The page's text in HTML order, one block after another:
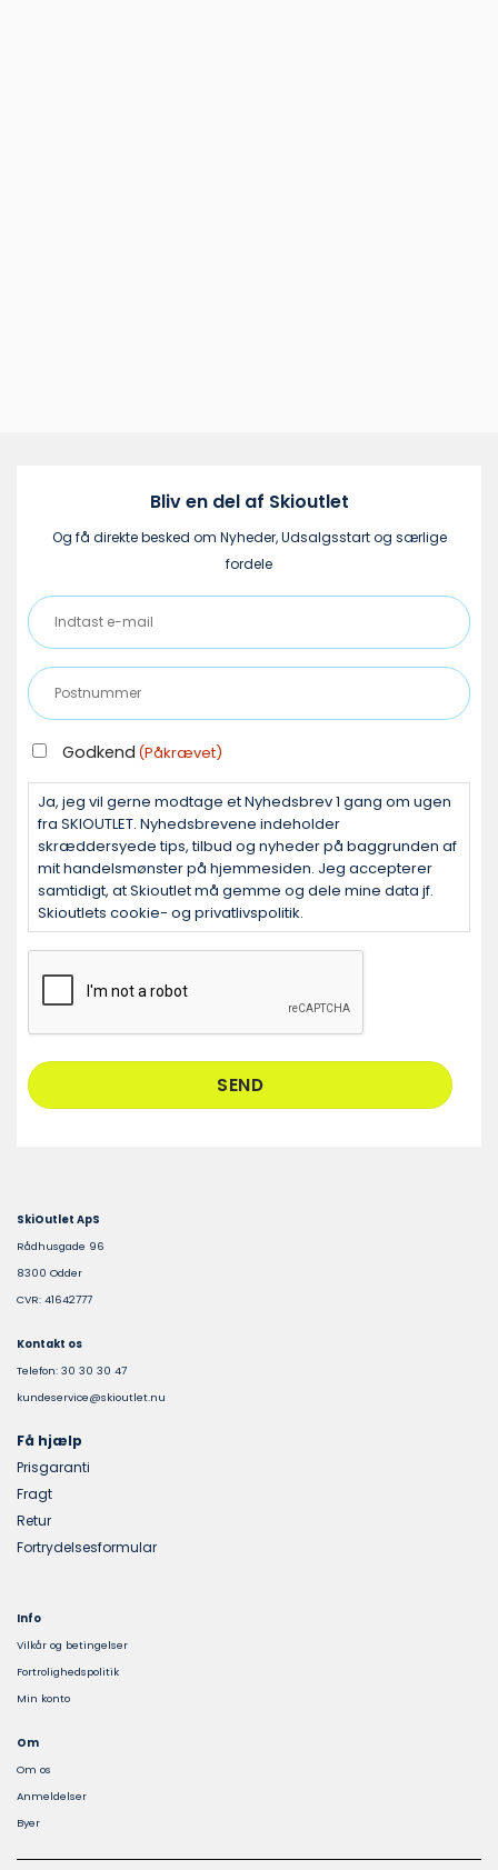
Bliv en del af Skioutlet
Og få direkte besked om Nyheder, Udsalgsstart og særlige
fordele
Indtast
e-
mail
(Påkrævet)
Postnummer
(Påkrævet)
GODKEND
(PÅKRÆVET)
Godkend (Påkrævet)
Ja, jeg vil gerne modtage et Nyhedsbrev 1 gang om ugen
fra SKIOUTLET. Nyhedsbrevene indeholder
skræddersyede tips, tilbud og nyheder på baggrunden af
mit handelsmønster på hjemmesiden. Jeg accepterer
samtidigt, at Skioutlet må gemme og dele mine data jf.
Skioutlets cookie- og privatlivspolitik.
SkiOutlet ApS
Rådhusgade 96
8300 Odder
CVR: 41642777
Kontakt os
Telefon: 30 30 30 47
kundeservice@skioutlet.nu
Få hjælp
Prisgaranti
Fragt
Retur
Fortrydelsesformular
Info
Vilkår og betingelser
Fortrolighedspolitik
Min konto
Om
Om os
Anmeldelser
Byer